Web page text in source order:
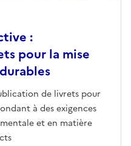
:
pour la mise
de livrets pour
à des exigences
et en matière